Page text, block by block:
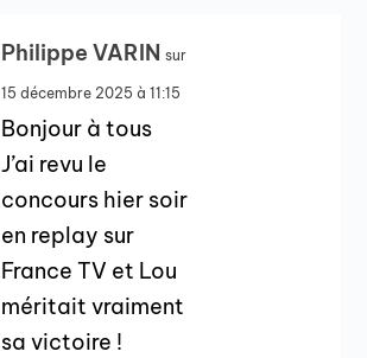
Philippe VARIN sur
15 décembre 2025 à 11:15
Bonjour à tous
J’ai revu le
concours hier soir
en replay sur
France TV et Lou
méritait vraiment
sa victoire !